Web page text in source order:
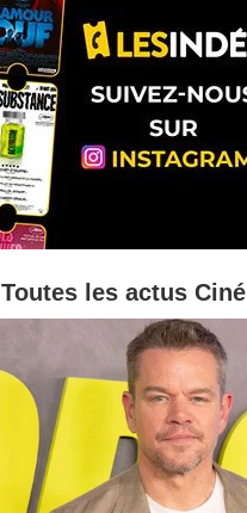
Toutes les actus Ciné